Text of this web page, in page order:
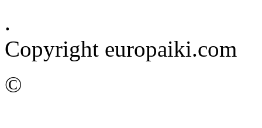
.
Copyright europaiki.com
©